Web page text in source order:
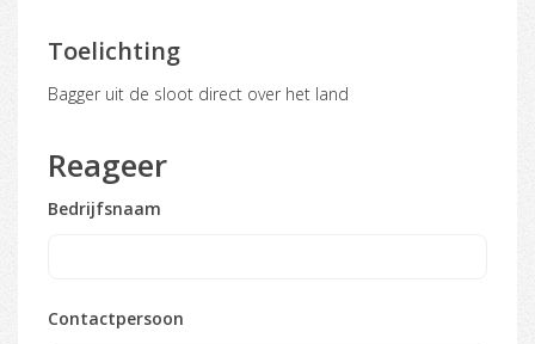
Toelichting
Bagger uit de sloot direct over het land
Reageer
Bedrijfsnaam
Contactpersoon